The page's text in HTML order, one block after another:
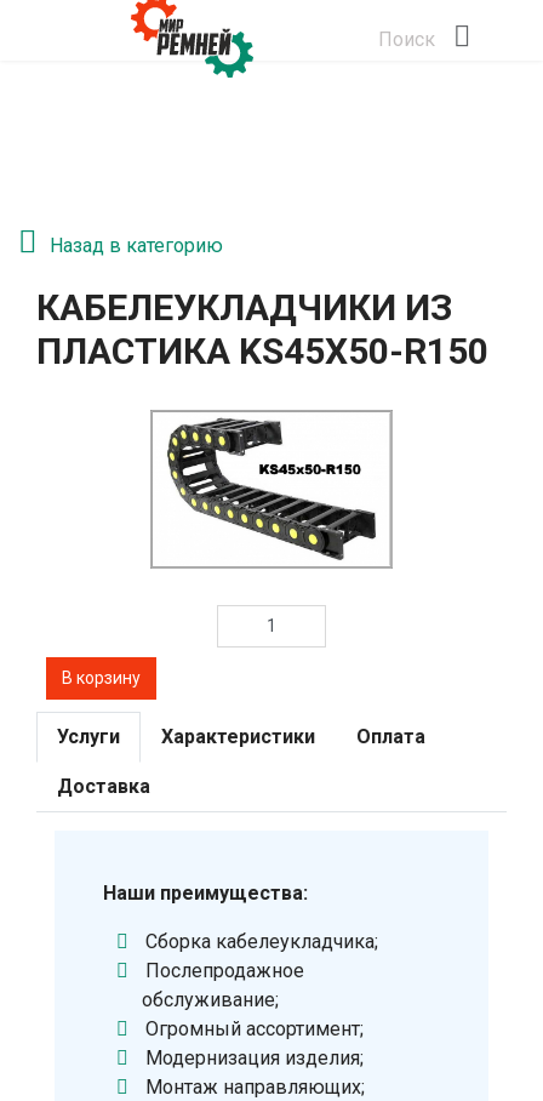
Поиск
Назад в категорию
КАБЕЛЕУКЛАДЧИКИ ИЗ
ПЛАСТИКА KS45Х50-R150
Услуги Характеристики Оплата
Доставка
Наши преимущества:
Сборка кабелеукладчика;
Послепродажное
обслуживание;
Огромный ассортимент;
Модернизация изделия;
Монтаж направляющих;